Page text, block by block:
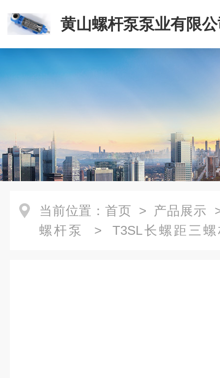
黄山螺杆泵泵业有限
当前位置： 首页 > 产品展示
螺杆泵
> T3SL长螺距三